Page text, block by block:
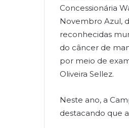
Concessionária
Novembro Azul,
reconhecidas
do câncer de
por meio de
Oliveira Sellez.
Neste ano, a
destacando que